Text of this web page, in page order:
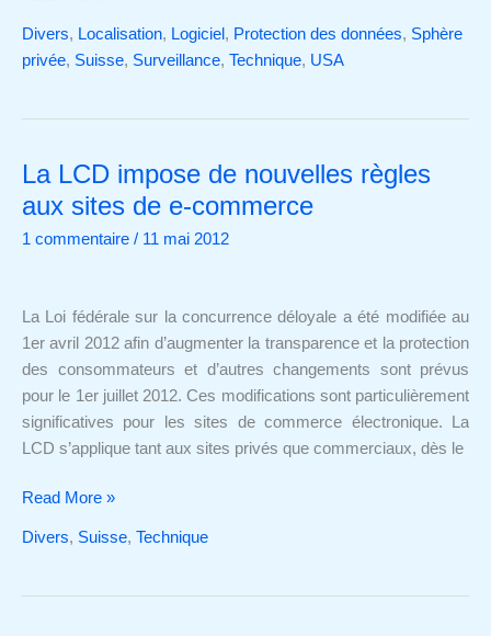
Divers, Localisation, Logiciel , Protection des données, Sphère
privée, Suisse, Surveillance, Technique, USA
La LCD impose de nouvelles règles
aux sites de e-commerce
1 commentaire / 11 mai 2012
La Loi fédérale sur la concurrence déloyale a été modifiée au
1er avril 2012 afin d’augmenter la transparence et la protection
des consommateurs et d’autres changements sont prévus
pour le 1er juillet 2012. Ces modifications sont particulièrement
significatives pour les sites de commerce électronique. La
LCD s’applique tant aux sites privés que commerciaux, dès le
La
LCD
de
e-
commerce
Read More »
Divers, Suisse, Technique